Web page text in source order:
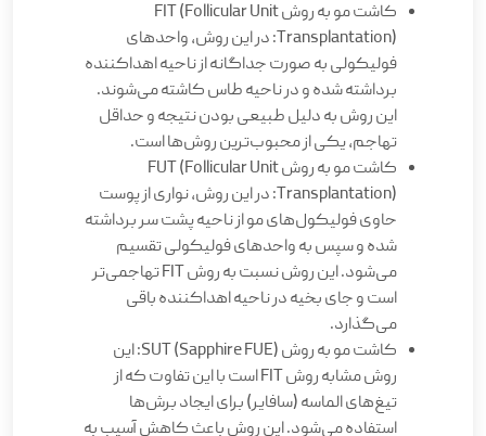
کاشت مو به روش FIT (Follicular Unit
Transplantation): در این روش، واحدهای
فولیکولی به صورت جداگانه از ناحیه اهداکننده
برداشته شده و در ناحیه طاس کاشته می‌شوند.
این روش به دلیل طبیعی بودن نتیجه و حداقل
تهاجم، یکی از محبوب‌ترین روش‌ها است.
کاشت مو به روش FUT (Follicular Unit
Transplantation): در این روش، نواری از پوست
حاوی فولیکول‌های مو از ناحیه پشت سر برداشته
شده و سپس به واحدهای فولیکولی تقسیم
می‌شود. این روش نسبت به روش FIT تهاجمی‌تر
است و جای بخیه در ناحیه اهداکننده باقی
می‌گذارد.
کاشت مو به روش SUT (Sapphire FUE): این
روش مشابه روش FIT است با این تفاوت که از
تیغ‌های الماسه (سافایر) برای ایجاد برش‌ها
استفاده می‌شود. این روش باعث کاهش آسیب به